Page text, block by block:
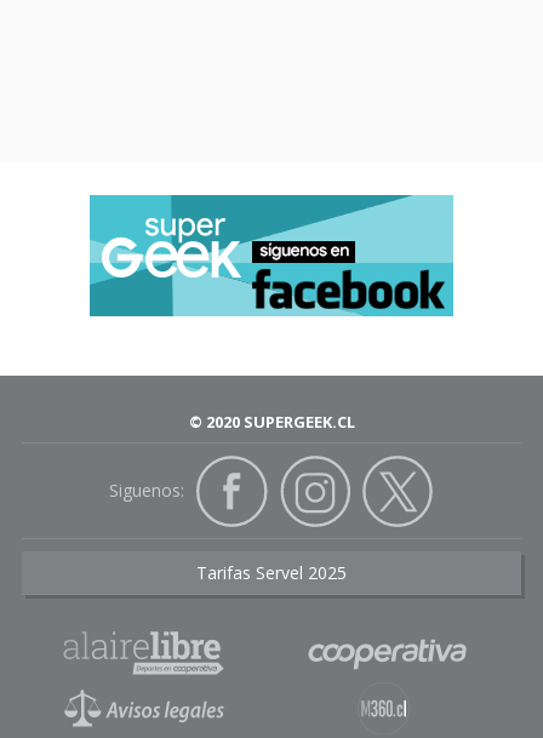
© 2020 SUPERGEEK.CL
Siguenos:
Tarifas Servel 2025